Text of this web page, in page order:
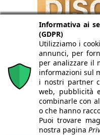
Informativa ai
(GDPR)
Utilizziamo i
annunci, per
per analizzare il
informazioni sul
i nostri partner
web, pubblicità
combinarle con
o che hanno
Puoi trovare
nostra pagina